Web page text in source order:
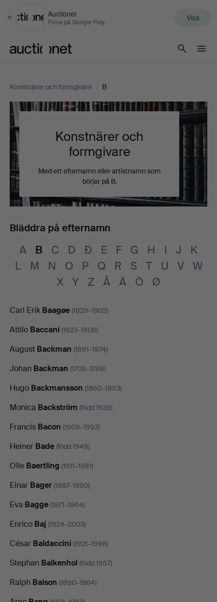
Stäng
Auctionet
Finns på Google Play Visa
Konstnärer och formgivare / B
Konstnärer och
formgivare
Med ett efternamn eller artistnamn som
börjar på B.
Bläddra på efternamn
A B C D Đ E F G H I J
K
L
M N O P Q R S T U V
W
X
Y Z Å Ä Ö Ø
Carl Erik Baagøe (1829–1902)
Attilo Baccani (1823–1906)
August Backman (1891–1974)
Johan Backman (1706–1768)
Hugo Backmansson (1860–1953)
Monica Backström (född 1939)
Francis Bacon (1909–1992)
Heiner Bade (född 1949)
Olle Baertling (1911–1981)
Einar Bager (1887–1990)
Eva Bagge (1871–1964)
Enrico Baj (1924–2003)
César Baldaccini (1921–1998)
Stephan Balkenhol (född 1957)
Ralph Balson (1890–1964)